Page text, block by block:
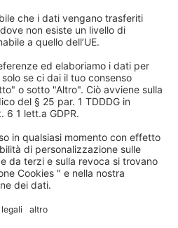
e della sua divisione turistica
uno dei maggiori gruppi